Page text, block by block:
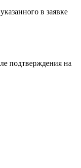
в заявке
подтверждения на